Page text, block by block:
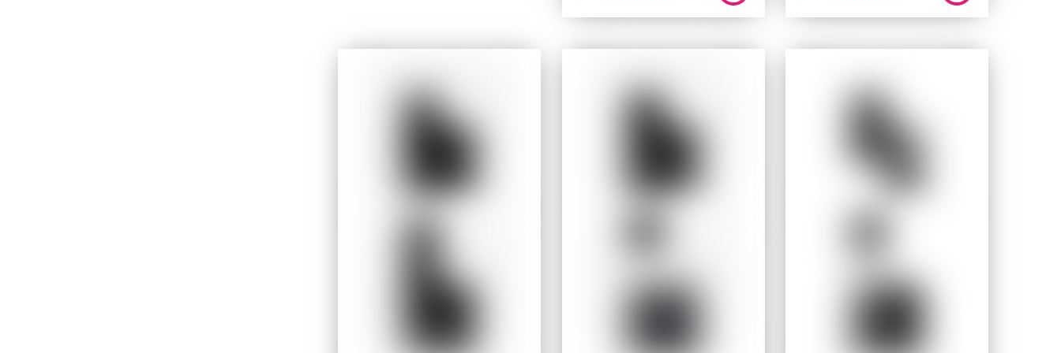
était :
est :
était :
est :